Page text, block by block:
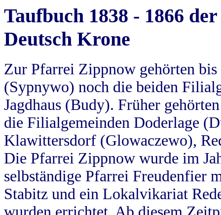
Taufbuch 1838 - 1866
Deutsch Krone
Zur Pfarrei Zippnow gehörten
(Sypnywo) noch die beiden
Jagdhaus (Budy). Früher
die Filialgemeinden Doderlage
Klawittersdorf (Glowaczewo),
Die Pfarrei Zippnow wurde im
selbständige Pfarrei Freudenfier
Stabitz und ein Lokalvikariat